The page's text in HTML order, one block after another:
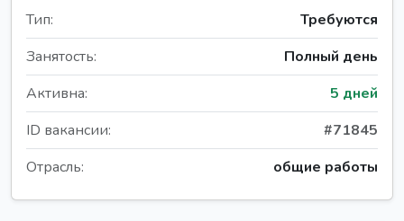
Тип:
Требуются
Занятость:
Полный день
Активна:
5 дней
ID вакансии:
#71845
Отрасль:
общие работы